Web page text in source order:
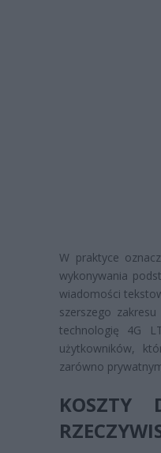
W praktyce
wykonywania
wiadomości
szerszego
technologię 4G
użytkowników,
zarówno
KOSZTY